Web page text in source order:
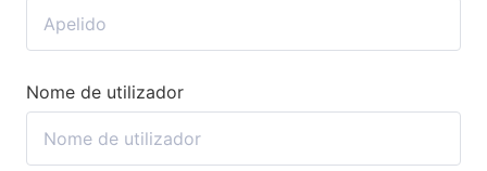
Nome de utilizador